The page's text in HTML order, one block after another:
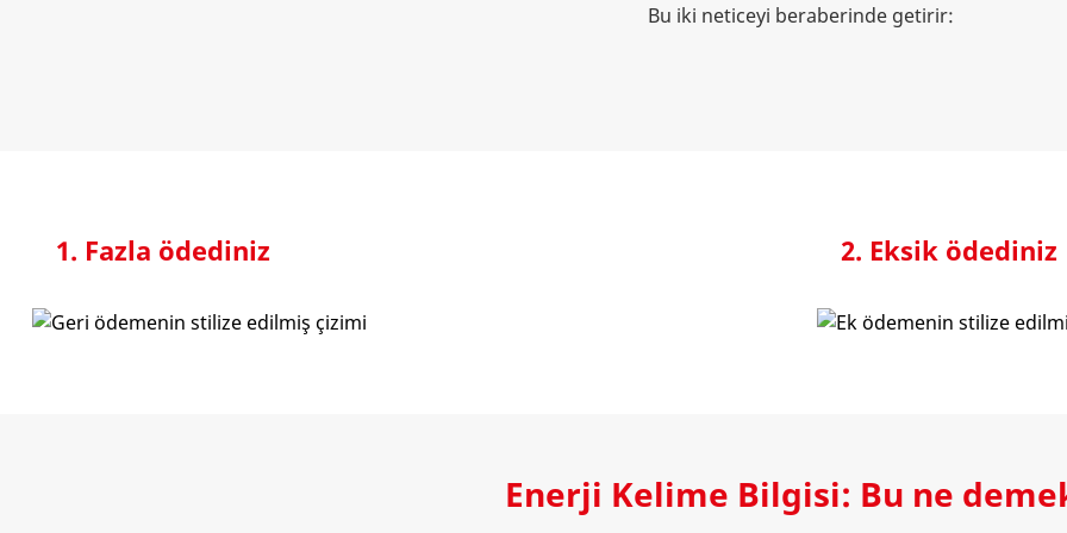
Bu iki neticeyi beraberinde getirir:
1. Fazla ödediniz 2. Eksik ödediniz
Enerji Kelime Bilgisi: Bu ne